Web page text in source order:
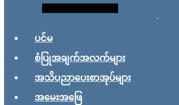
ပင်မ
စံပြုအချက်အလက်များ
အသိပညာပေးစာအုပ်များ
အမေးအဖြေ